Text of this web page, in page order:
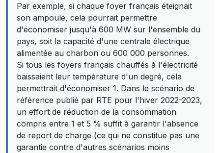
Par exemple, si chaque foyer français éteignait
son ampoule, cela pourrait permettre
d'économiser jusqu'à 600 MW sur l'ensemble du
pays, soit la capacité d'une centrale électrique
alimentée au charbon ou 600 000 personnes.
Si tous les foyers français chauffés à l'électricité
baissaient leur température d'un degré, cela
permettrait d'économiser 1. Dans le scénario de
référence publié par RTE pour l'hiver 2022-2023,
un effort de réduction de la consommation
compris entre 1 et 5 % suffit à garantir l'absence
de report de charge (ce qui ne constitue pas une
garantie contre d'autres scénarios moins